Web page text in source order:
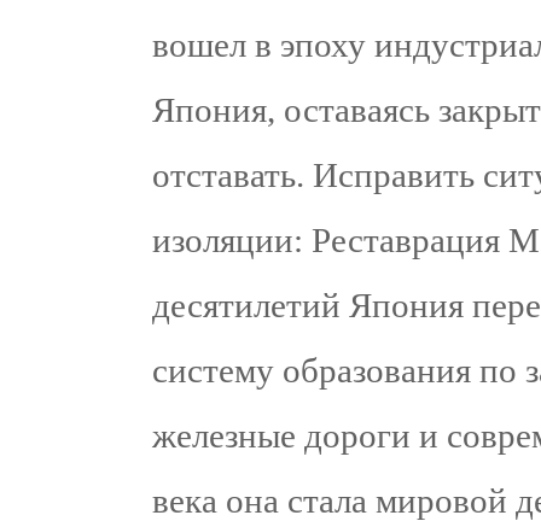
вошел в эпоху
Япония, оставаясь
отставать. Исправить
изоляции: Реставрация
десятилетий Япония
систему образования по
железные дороги и
века она стала мировой